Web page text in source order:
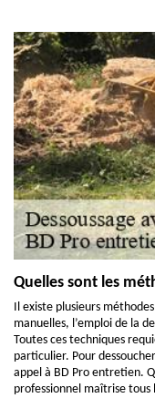
Quelles sont les
Il existe plusieurs
manuelles, l’emploi de la
Toutes ces techniques
particulier. Pour
appel à BD Pro entretien.
professionnel maîtrise tous